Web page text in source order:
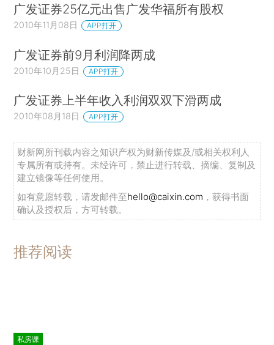
广发证券25亿元出售广发华福所有股权
2010年11月08日 APP打开
广发证券前9月利润降两成
2010年10月25日 APP打开
广发证券上半年收入利润双双下滑两成
2010年08月18日 APP打开
财新网所刊载内容之知识产权为财新传媒及/或相关权利人
专属所有或持有。未经许可，禁止进行转载、摘编、复制及
建立镜像等任何使用。
如有意愿转载，请发邮件至hello@caixin.com ，获得书面
确认及授权后，方可转载。
推荐阅读
私房课